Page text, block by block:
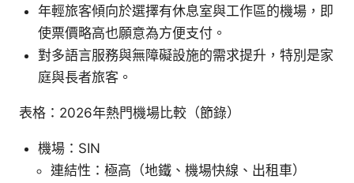
年輕旅客傾向於選擇有休息室與工作區的機場，即
使票價略高也願意為方便支付。
對多語言服務與無障礙設施的需求提升，特別是家
庭與長者旅客。
表格：2026年熱門機場比較（節錄）
機場：SIN
連結性：極高（地鐵、機場快線、出租車）